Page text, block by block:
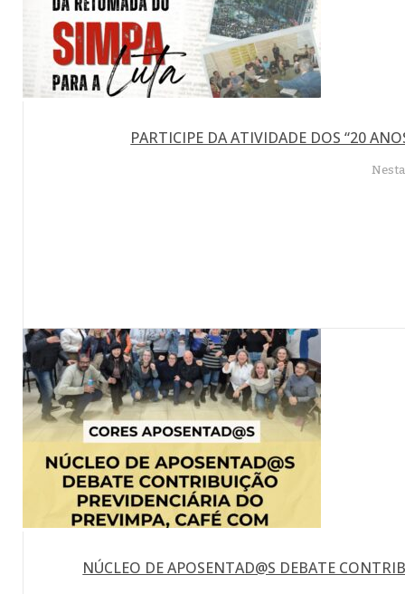
PARTICIPE DA ATIVIDADE DOS “20
NÚCLEO DE APOSENTAD@S DEBATE